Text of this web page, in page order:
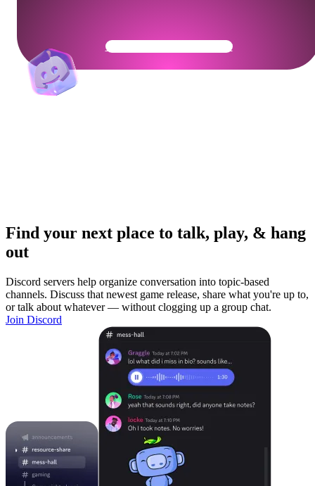
Get Your Community Ready
Find your next place to talk, play, & hang
out
Discord servers help organize conversation into topic-based
channels. Discuss that newest game release, share what you're up to,
or talk about whatever — without clogging up a group chat.
Join Discord